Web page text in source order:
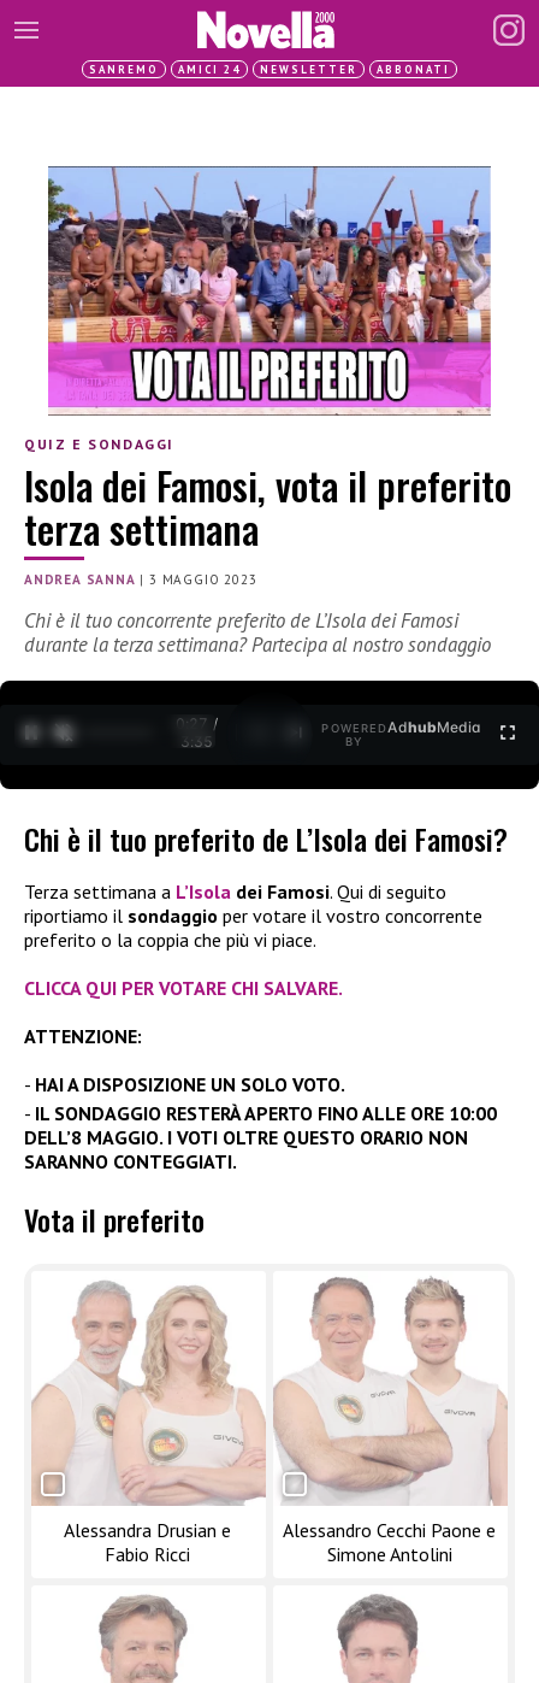
SANREMO AMICI 24 NEWSLETTER ABBONATI
QUIZ E SONDAGGI
Isola dei Famosi, vota il preferito
terza settimana
ANDREA SANNA |3 MAGGIO 2023
Chi è il tuo concorrente preferito de L’Isola dei Famosi
durante la terza settimana? Partecipa al nostro sondaggio
0:27 /
3:35
POWERED
BY
AdhubMedia
Chi è il tuo preferito de L’Isola dei Famosi?
Terza settimana a L’Isola dei Famosi. Qui di seguito
riportiamo il sondaggio per votare il vostro concorrente
preferito o la coppia che più vi piace.
CLICCA QUI PER VOTARE CHI SALVARE.
ATTENZIONE:
HAI A DISPOSIZIONE UN SOLO VOTO.
IL SONDAGGIO RESTERÀ APERTO FINO ALLE ORE 10:00
DELL’8 MAGGIO. I VOTI OLTRE QUESTO ORARIO NON
SARANNO CONTEGGIATI.
Vota il preferito
Alessandra Drusian e
Fabio Ricci
Alessandro Cecchi Paone e
Simone Antolini